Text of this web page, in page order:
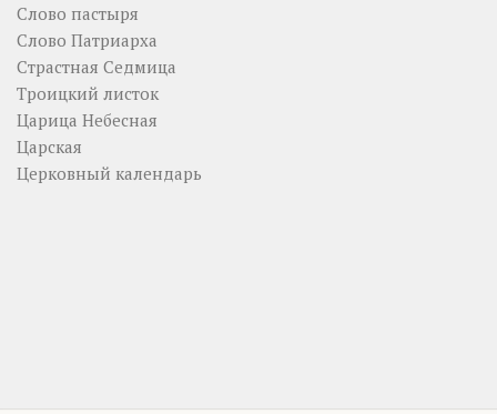
Слово пастыря
Слово Патриарха
Страстная Седмица
Троицкий листок
Царица Небесная
Царская
Церковный календарь